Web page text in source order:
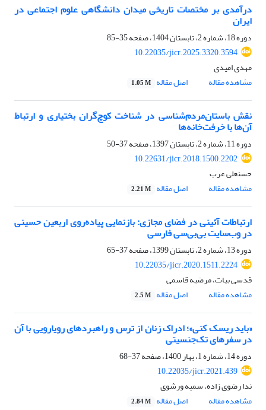
درآمدی بر مختصات تاریخی میدان دانشگاهی علوم اجتماعی در
ایران
دوره 18، شماره 2، تابستان 1404، صفحه
35-85
10.22035/jicr.2025.3320.3594
مهدی امیدی
مشاهده مقاله
اصل مقاله 1.05 M
نقش باستان‌مردم‌شناسی در شناخت کوچ‌گران بختیاری و ارتباط
آن‌ها با خرفت‌خانه‌ها
دوره 11، شماره 2، تابستان 1397، صفحه
37-50
10.22631/jicr.2018.1500.2202
حسنعلی عرب
مشاهده مقاله
اصل مقاله 2.21 M
ارتباطات آئینی در فضای مجازی: بازنمایی پیاده‌روی اربعین حسینی
در وب‌سایت بی‌بی‌سی فارسی
دوره 13، شماره 2، تابستان 1399، صفحه
37-65
10.22035/jicr.2020.1511.2224
قدسی بیات، مرضیه قاسمی
مشاهده مقاله
اصل مقاله 2.5 M
«باید ریسک کنی»؛ ادراک زنان از ترس و راهبردهای رویارویی با آن
در سفرهای تک‌جنسیتی
دوره 14، شماره 1، بهار 1400، صفحه
37-68
10.22035/jicr.2021.439
ندا رضوی زاده، سمیه ورشوی
مشاهده مقاله
اصل مقاله 2.84 M